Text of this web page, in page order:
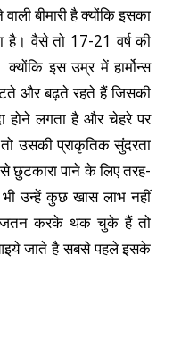
बीमारी है क्योंकि इसका
है। वैसे तो 17-21 वर्ष की
इस उम्र में हार्मोन्स
और बढ़ते रहते हैं जिसकी
होने लगता है और चेहरे पर
उसकी प्राकृतिक सुंदरता
छुटकारा पाने के लिए तरह-
उन्हें कुछ खास लाभ नहीं
जतन करके थक चुके हैं तो
जाते है सबसे पहले इसके